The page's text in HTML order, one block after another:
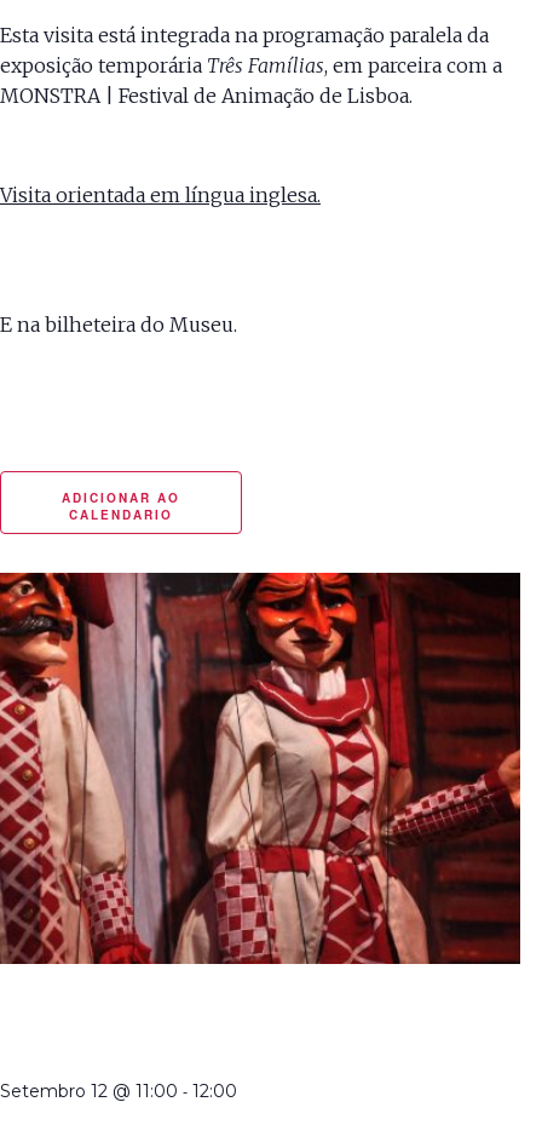
Esta visita está integrada na programação paralela da
exposição temporária Três Famílias, em parceira com a
MONSTRA | Festival de Animação de Lisboa.
Visita orientada em língua inglesa.
E na bilheteira do Museu.
ADICIONAR AO
CALENDARIO
Setembro 12 @ 11:00 - 12:00